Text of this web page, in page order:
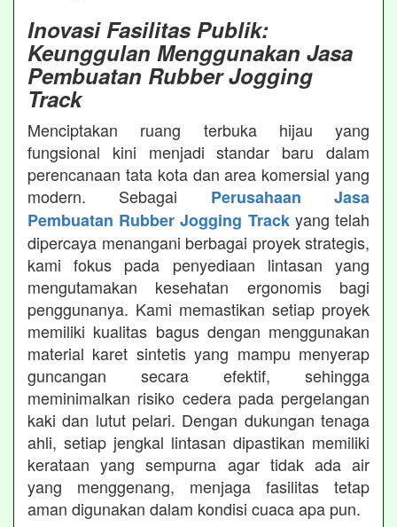
Inovasi Fasilitas Publik:
Keunggulan Menggunakan Jasa
Pembuatan Rubber Jogging
Track
Menciptakan ruang terbuka hijau yang
fungsional kini menjadi standar baru dalam
perencanaan tata kota dan area komersial yang
modern. Sebagai Perusahaan Jasa
Pembuatan Rubber Jogging Trackyang telah
dipercaya menangani berbagai proyek strategis,
kami fokus pada penyediaan lintasan yang
mengutamakan kesehatan ergonomis bagi
penggunanya. Kami memastikan setiap proyek
memiliki kualitas bagus dengan menggunakan
material karet sintetis yang mampu menyerap
guncangan secara efektif, sehingga
meminimalkan risiko cedera pada pergelangan
kaki dan lutut pelari. Dengan dukungan tenaga
ahli, setiap jengkal lintasan dipastikan memiliki
kerataan yang sempurna agar tidak ada air
yang menggenang, menjaga fasilitas tetap
aman digunakan dalam kondisi cuaca apa pun.